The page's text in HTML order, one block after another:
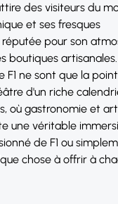
des visiteurs du
et ses fresques
réputée pour son
boutiques artisanales.
F1 ne sont que la
d'un riche
où gastronomie et
une véritable
de F1 ou
chose à offrir à